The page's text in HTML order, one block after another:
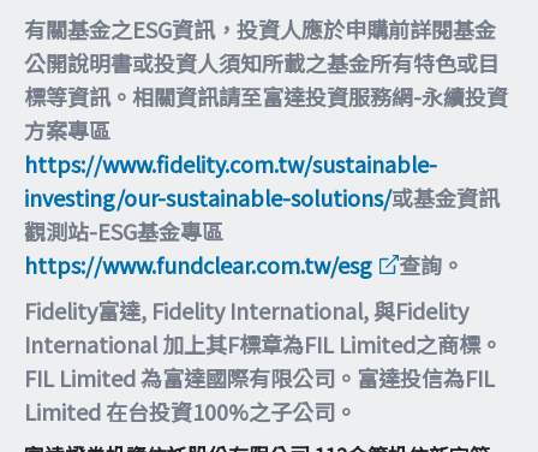
有關基金之ESG資訊，投資人應於申購前詳閱基金
公開說明書或投資人須知所載之基金所有特色或目
標等資訊。相關資訊請至富達投資服務網-永續投資
方案專區
https://www.fidelity.com.tw/sustainable-
investing/our-sustainable-solutions/或基金資訊
觀測站-ESG基金專區
https://www.fundclear.com.tw/esg
查詢。
Fidelity富達, Fidelity International, 與Fidelity
International 加上其F標章為FIL Limited之商標。
FIL Limited 為富達國際有限公司。富達投信為FIL
Limited 在台投資100%之子公司。